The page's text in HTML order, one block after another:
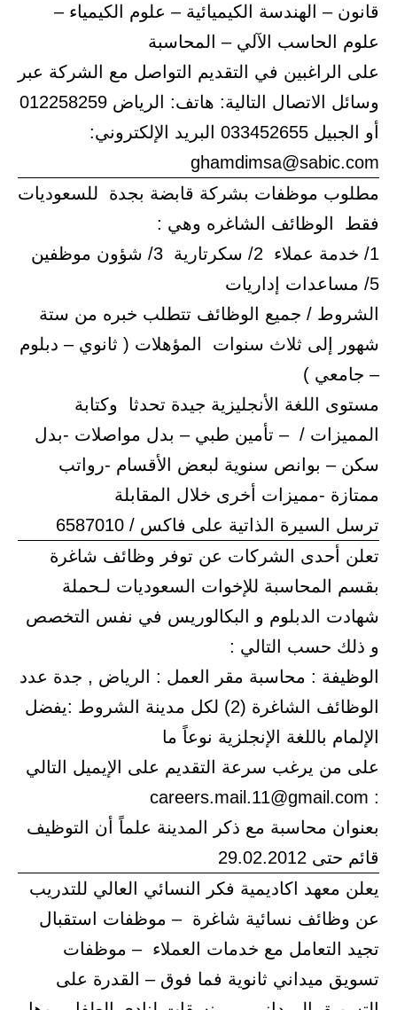
قانون – الهندسة الكيميائية – علوم الكيمياء –
علوم الحاسب الآلي – المحاسبة
على الراغبين في التقديم التواصل مع الشركة عبر
وسائل الاتصال التالية: هاتف: الرياض 012258259
أو الجبيل 033452655 البريد الإلكتروني:
ghamdimsa@sabic.com
مطلوب موظفات بشركة قابضة بجدة للسعوديات
فقط الوظائف الشاغره وهي :
1/ خدمة عملاء 2/ سكرتارية 3/ شؤون موظفين
5/ مساعدات إداريات
الشروط / جميع الوظائف تتطلب خبره من ستة
شهور إلى ثلاث سنوات المؤهلات ( ثانوي – دبلوم
– جامعي )
مستوى اللغة الأنجليزية جيدة تحدثا وكتابة
المميزات / – تأمين طبي – بدل مواصلات -بدل
سكن – بوانص سنوية لبعض الأقسام -رواتب
ممتازة -مميزات أخرى خلال المقابلة
ترسل السيرة الذاتية على فاكس / 6587010
تعلن أحدى الشركات عن توفر وظائف شاغرة
بقسم المحاسبة للإخوات السعوديات لـحملة
شهادت الدبلوم و البكالوريس في نفس التخصص
و ذلك حسب التالي :
الوظيفة : محاسبة مقر العمل : الرياض , جدة عدد
الوظائف الشاغرة (2) لكل مدينة الشروط :يفضل
الإلمام باللغة الإنجلزية نوعاً ما
على من يرغب سرعة التقديم على الإيميل التالي
: careers.mail.11@gmail.com
بعنوان محاسبة مع ذكر المدينة علماً أن التوظيف
قائم حتى 29.02.2012
يعلن معهد اكاديمية فكر النسائي العالي للتدريب
عن وظائف نسائية شاغرة – موظفات استقبال
تجيد التعامل مع خدمات العملاء – موظفات
تسويق ميداني ثانوية فما فوق – القدرة على